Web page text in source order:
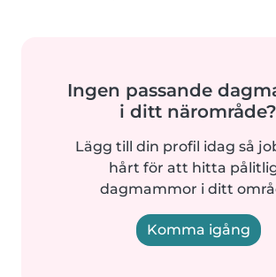
Ingen passande
i ditt närområde?
Lägg till din profil idag så
hårt för att hitta
dagmammor i ditt
Komma igång